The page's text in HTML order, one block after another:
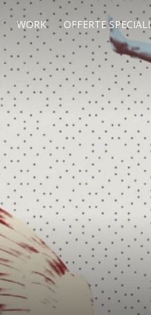
WORK OFFERTE SPECIALI